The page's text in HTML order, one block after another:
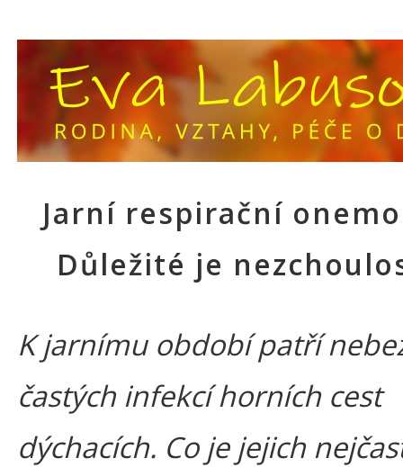
Jarní respirační
Důležité je
K jarnímu období patří
častých infekcí horních cest
dýchacích. Co je jejich